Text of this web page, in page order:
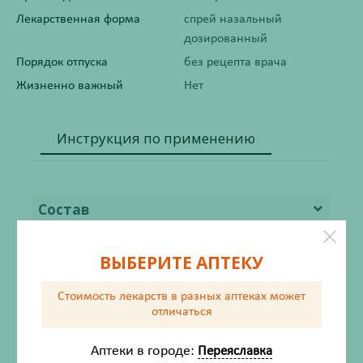
Лекарственная форма
спрей назальный
дозированный
Порядок отпуска
без рецепта врача
Жизненно важный
Нет
Инструкция по применению
Состав
Фармакодинамика
ВЫБЕРИТЕ АПТЕКУ
Стоимость лекарств в разных аптеках может
отличаться
Аптеки в городе: Переяславка